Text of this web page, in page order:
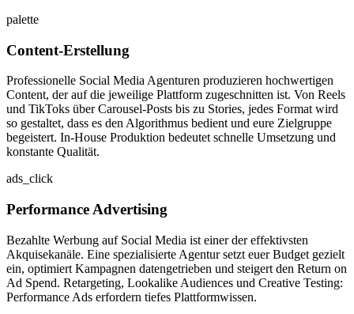
palette
Content-Erstellung
Professionelle Social Media Agenturen produzieren hochwertigen
Content, der auf die jeweilige Plattform zugeschnitten ist. Von Reels
und TikToks über Carousel-Posts bis zu Stories, jedes Format wird
so gestaltet, dass es den Algorithmus bedient und eure Zielgruppe
begeistert. In-House Produktion bedeutet schnelle Umsetzung und
konstante Qualität.
ads_click
Performance Advertising
Bezahlte Werbung auf Social Media ist einer der effektivsten
Akquisekanäle. Eine spezialisierte Agentur setzt euer Budget gezielt
ein, optimiert Kampagnen datengetrieben und steigert den Return on
Ad Spend. Retargeting, Lookalike Audiences und Creative Testing:
Performance Ads erfordern tiefes Plattformwissen.